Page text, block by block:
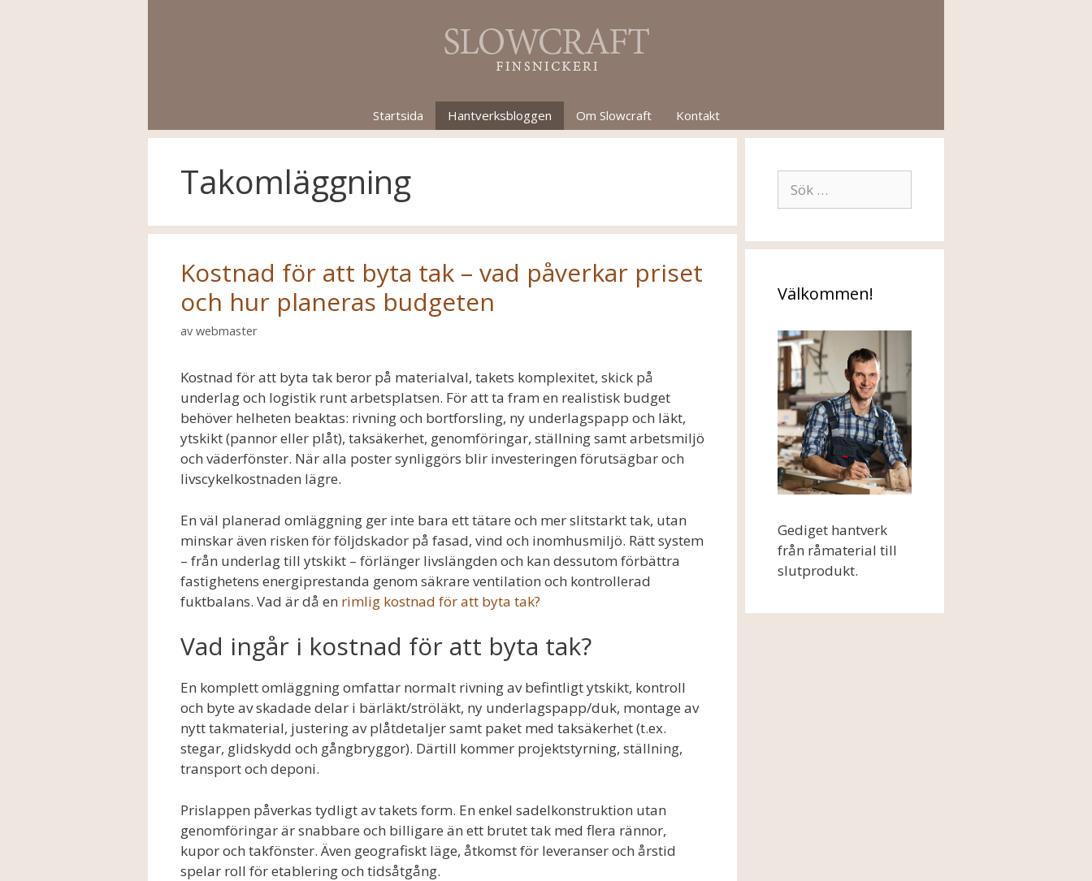
Startsida Hantverksbloggen Om Slowcraft Kontakt
Takomläggning
Kostnad för att byta tak – vad påverkar priset
och hur planeras budgeten
av webmaster
Kostnad för att byta tak beror på materialval, takets komplexitet, skick på
underlag och logistik runt arbetsplatsen. För att ta fram en realistisk budget
behöver helheten beaktas: rivning och bortforsling, ny underlagspapp och läkt,
ytskikt (pannor eller plåt), taksäkerhet, genomföringar, ställning samt arbetsmiljö
och väderfönster. När alla poster synliggörs blir investeringen förutsägbar och
livscykelkostnaden lägre.
En väl planerad omläggning ger inte bara ett tätare och mer slitstarkt tak, utan
minskar även risken för följdskador på fasad, vind och inomhusmiljö. Rätt system
– från underlag till ytskikt – förlänger livslängden och kan dessutom förbättra
fastighetens energiprestanda genom säkrare ventilation och kontrollerad
fuktbalans. Vad är då en rimlig kostnad för att byta tak?
Vad ingår i kostnad för att byta tak?
En komplett omläggning omfattar normalt rivning av befintligt ytskikt, kontroll
och byte av skadade delar i bärläkt/ströläkt, ny underlagspapp/duk, montage av
nytt takmaterial, justering av plåtdetaljer samt paket med taksäkerhet (t.ex.
stegar, glidskydd och gångbryggor). Därtill kommer projektstyrning, ställning,
transport och deponi.
Prislappen påverkas tydligt av takets form. En enkel sadelkonstruktion utan
genomföringar är snabbare och billigare än ett brutet tak med flera rännor,
kupor och takfönster. Även geografiskt läge, åtkomst för leveranser och årstid
spelar roll för etablering och tidsåtgång.
efter:
Välkommen!
Gediget hantverk
från råmaterial till
slutprodukt.